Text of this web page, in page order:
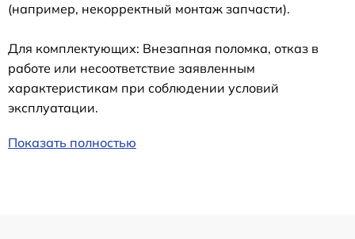
(например, некорректный монтаж запчасти).
Для комплектующих: Внезапная поломка, отказ в
работе или несоответствие заявленным
характеристикам при соблюдении условий
эксплуатации.
Показать полностью